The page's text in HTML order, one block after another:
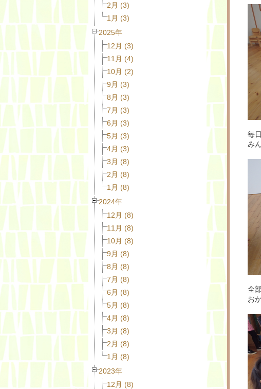
2月 (3)
1月 (3)
2025年
12月 (3)
11月 (4)
10月 (2)
9月 (3)
8月 (3)
7月 (3)
6月 (3)
5月 (3)
4月 (3)
3月 (8)
2月 (8)
1月 (8)
2024年
12月 (8)
11月 (8)
10月 (8)
9月 (8)
8月 (8)
7月 (8)
6月 (8)
5月 (8)
4月 (8)
3月 (8)
2月 (8)
1月 (8)
2023年
12月 (8)
毎
み
全
お